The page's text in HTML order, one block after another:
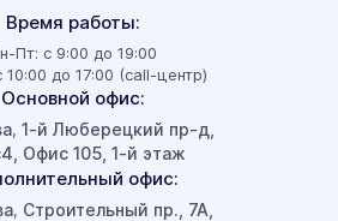
Время работы:
Пт: с 9:00 до 19:00
10:00 до 17:00 (call-центр)
Основной офис:
, 1-й Люберецкий пр-д,
Офис 105, 1-й этаж
офис:
, Строительный пр., 7А,